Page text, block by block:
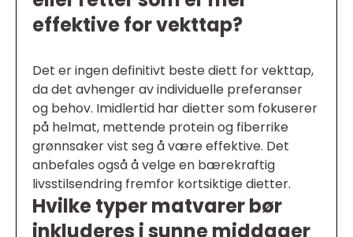
effektive for vekttap?
Det er ingen definitivt beste diett for vekttap,
da det avhenger av individuelle preferanser
og behov. Imidlertid har dietter som fokuserer
på helmat, mettende protein og fiberrike
grønnsaker vist seg å være effektive. Det
anbefales også å velge en bærekraftig
livsstilsendring fremfor kortsiktige dietter.
Hvilke typer matvarer bør
inkluderes i sunne middager